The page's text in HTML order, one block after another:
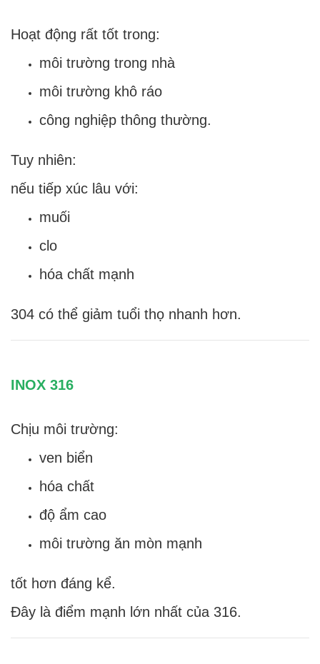
Hoạt động rất tốt trong:
môi trường trong nhà
môi trường khô ráo
công nghiệp thông thường.
Tuy nhiên:
nếu tiếp xúc lâu với:
muối
clo
hóa chất mạnh
304 có thể giảm tuổi thọ nhanh hơn.
INOX 316
Chịu môi trường:
ven biển
hóa chất
độ ẩm cao
môi trường ăn mòn mạnh
tốt hơn đáng kể.
Đây là điểm mạnh lớn nhất của 316.